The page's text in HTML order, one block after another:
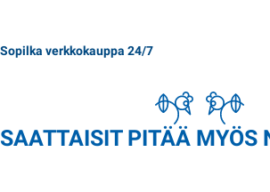
Sopilka verkkokauppa 24/7
SAATTAISIT PITÄÄ MYÖS